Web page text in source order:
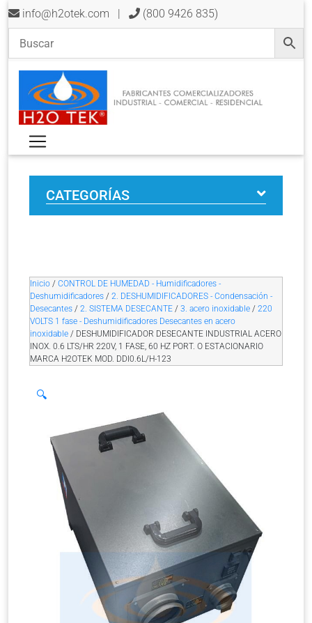
info@h2otek.com | (800 9426 835)
CATEGORÍAS
Inicio / CONTROL DE HUMEDAD - Humidificadores -
Deshumidificadores / 2. DESHUMIDIFICADORES - Condensación -
Desecantes / 2. SISTEMA DESECANTE / 3. acero inoxidable / 220
VOLTS 1 fase - Deshumidificadores Desecantes en acero
inoxidable / DESHUMIDIFICADOR DESECANTE INDUSTRIAL ACERO
INOX. 0.6 LTS/HR 220V, 1 FASE, 60 HZ PORT. O ESTACIONARIO
MARCA H2OTEK MOD. DDI0.6L/H-123
🔍